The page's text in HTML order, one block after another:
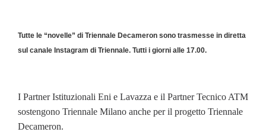
Tutte le “novelle” di Triennale Decameron sono trasmesse in diretta
sul canale Instagram di Triennale. Tutti i giorni alle 17.00.
I Partner Istituzionali Eni e Lavazza e il Partner Tecnico ATM
sostengono Triennale Milano anche per il progetto Triennale
Decameron.